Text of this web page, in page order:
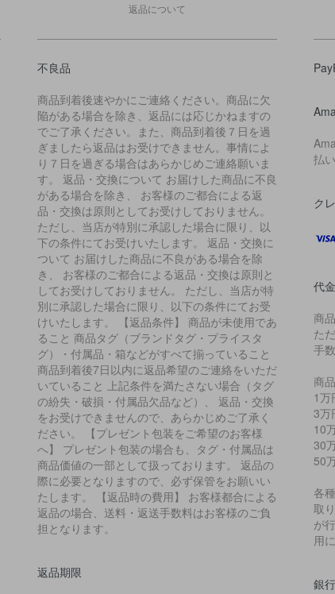
返品について
不良品
商品到着後速やかにご連絡ください。商品に欠
陥がある場合を除き、返品には応じかねますの
でご了承ください。また、商品到着後７日を過
ぎましたら返品はお受けできません。事情によ
り７日を過ぎる場合はあらかじめご連絡願いま
す。 返品・交換について お届けした商品に不良
がある場合を除き、 お客様のご都合による返
品・交換は原則としてお受けしておりません。
ただし、当店が特別に承認した場合に限り、以
下の条件にてお受けいたします。 返品・交換に
ついて お届けした商品に不良がある場合を除
き、 お客様のご都合による返品・交換は原則と
してお受けしておりません。 ただし、当店が特
別に承認した場合に限り、以下の条件にてお受
けいたします。 【返品条件】 商品が未使用であ
ること 商品タグ（ブランドタグ・プライスタ
グ）・付属品・箱などがすべて揃っていること
商品到着後7日以内に返品希望のご連絡をいただ
いていること 上記条件を満たさない場合（タグ
の紛失・破損・付属品欠品など）、 返品・交換
をお受けできませんので、あらかじめご了承く
ださい。 【プレゼント包装をご希望のお客様
へ】 プレゼント包装の場合も、タグ・付属品は
商品価値の一部として扱っております。 返品の
際に必要となりますので、必ず保管をお願いい
たします。 【返品時の費用】 お客様都合による
返品の場合、送料・返送手数料はお客様のご負
担となります。
返品期限
払
ク
代
商
た
手
商
1
3
10
30
50
各
取
が
用
銀